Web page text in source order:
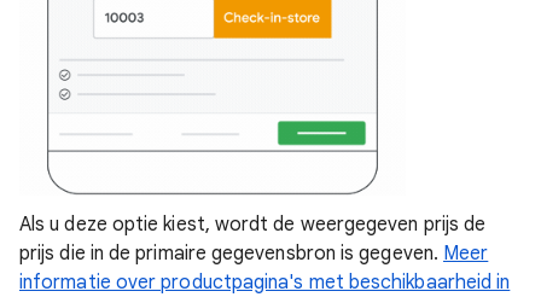
Als u deze optie kiest, wordt de weergegeven prijs de
prijs die in de primaire gegevensbron is gegeven. Meer
informatie over productpagina's met beschikbaarheid in